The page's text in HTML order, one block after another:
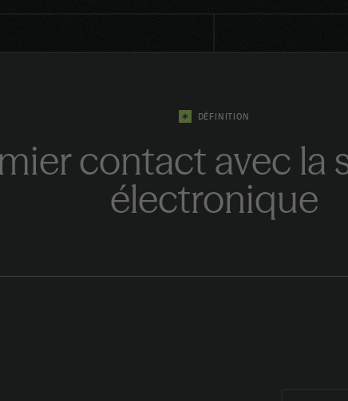
DÉFINITION
contact avec la
électronique